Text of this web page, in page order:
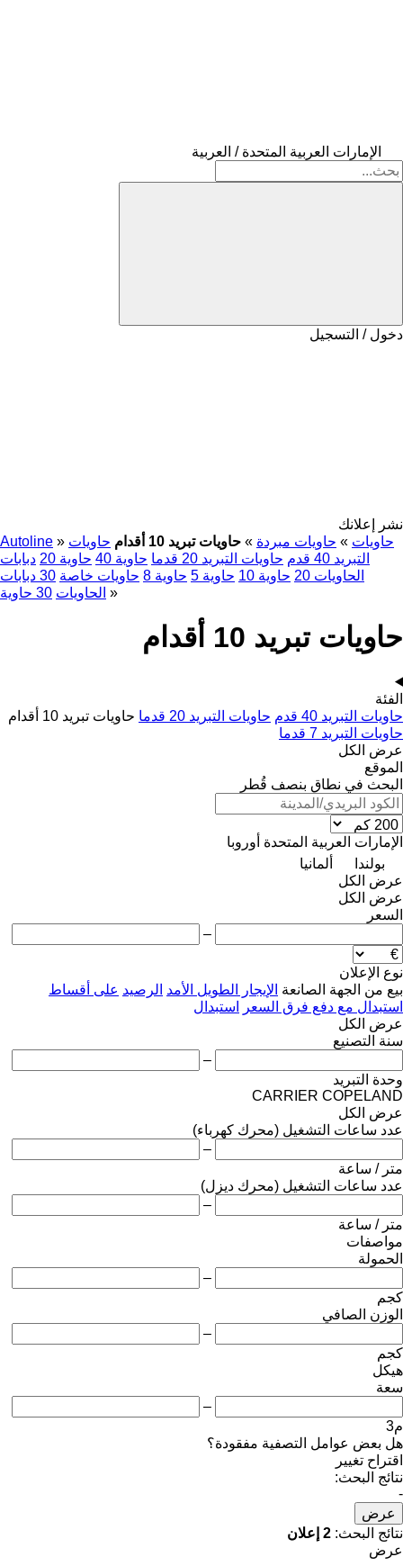
الإمارات العربية المتحدة / العربية
دخول / التسجيل
نشر إعلانك
Autoline » حاويات » حاويات مبردة » حاويات تبريد 10 أقدام
حاويات
التبريد 40 قدم
حاويات التبريد 20 قدما حاوية 40 حاوية 20
دبابات
الحاويات 20
حاوية 10 حاوية 5 حاوية 8 حاويات خاصة
30 دبابات
الحاويات 30 حاوية »
حاويات تبريد 10 أقدام
الفئة
حاويات التبريد 40 قدم
حاويات التبريد 20 قدما
حاويات تبريد 10 أقدام
حاويات التبريد 7 قدما
عرض الكل
الموقع
البحث في نطاق بنصف قُطر
الإمارات العربية المتحدة أوروبا
بولندا
ألمانيا
عرض الكل
عرض الكل
السعر
–
نوع الإعلان
بيع من الجهة الصانعة الإيجار الطويل الأمد الرصيد على أقساط
استبدال مع دفع فرق السعر
استبدال
عرض الكل
سنة التصنيع
–
وحدة التبريد
CARRIER COPELAND
عرض الكل
عدد ساعات التشغيل (محرك كهرباء)
–
متر / ساعة
عدد ساعات التشغيل (محرك ديزل)
–
متر / ساعة
مواصفات
الحمولة
–
كجم
الوزن الصافي
–
كجم
هيكل
سعة
–
م3
هل بعض عوامل التصفية مفقودة؟
اقتراح تغيير
نتائج البحث:
-
عرض
نتائج البحث: 2 إعلان
عرض